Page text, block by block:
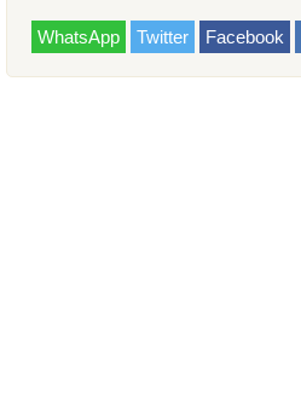
WhatsApp Twitter Facebook